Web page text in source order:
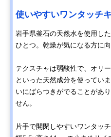
使いやすいワンタッチ
岩手県釜石の天然水を使用し
ひとつ。乾燥が気になる方に向
テクスチャは弱酸性で、オリ
といった天然成分を使ってい
いにばらつきがでることがあ
せん。
片手で開閉しやすいワンタッ